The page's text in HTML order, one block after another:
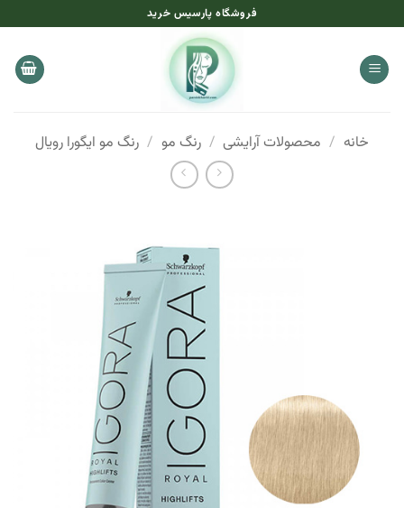
to
content
فروشگاه پارسیس خرید
خانه / محصولات آرایشی / رنگ مو / رنگ مو ایگورا رویال